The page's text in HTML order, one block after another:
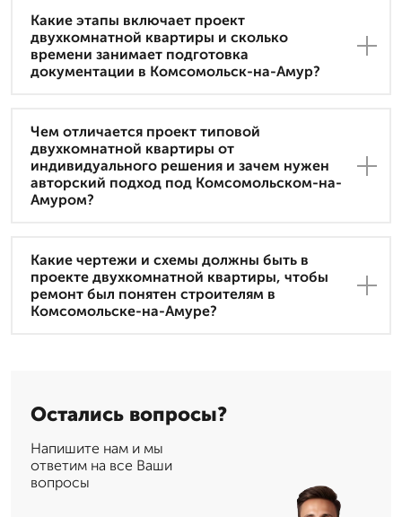
Какие этапы включает проект
двухкомнатной квартиры и сколько
времени занимает подготовка
документации в Комсомольск-на-Амур?
Чем отличается проект типовой
двухкомнатной квартиры от
индивидуального решения и зачем нужен
авторский подход под Комсомольском-на-
Амуром?
Какие чертежи и схемы должны быть в
проекте двухкомнатной квартиры, чтобы
ремонт был понятен строителям в
Комсомольске-на-Амуре?
Остались вопросы?
Напишите нам и мы
ответим на все Ваши
вопросы